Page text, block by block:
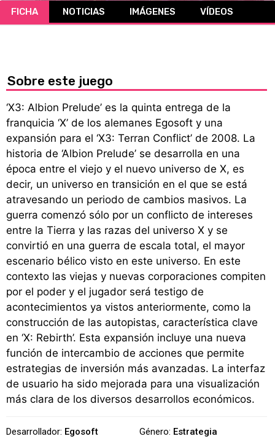
CÓMICS
FICHA NOTICIAS IMÁGENES VÍDEOS
Sobre este juego
‘X3: Albion Prelude’ es la quinta entrega de la
franquicia ‘X’ de los alemanes Egosoft y una
expansión para el ‘X3: Terran Conflict’ de 2008. La
historia de ‘Albion Prelude’ se desarrolla en una
época entre el viejo y el nuevo universo de X, es
decir, un universo en transición en el que se está
atravesando un periodo de cambios masivos. La
guerra comenzó sólo por un conflicto de intereses
entre la Tierra y las razas del universo X y se
convirtió en una guerra de escala total, el mayor
escenario bélico visto en este universo. En este
contexto las viejas y nuevas corporaciones compiten
por el poder y el jugador será testigo de
acontecimientos ya vistos anteriormente, como la
construcción de las autopistas, característica clave
en ‘X: Rebirth’. Esta expansión incluye una nueva
función de intercambio de acciones que permite
estrategias de inversión más avanzadas. La interfaz
de usuario ha sido mejorada para una visualización
más clara de los diversos desarrollos económicos.
Desarrollador: Egosoft
Género: Estrategia